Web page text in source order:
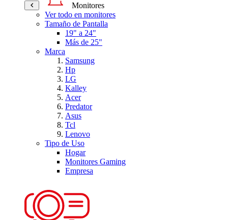
Monitores
Ver todo en monitores
Tamaño de Pantalla
19" a 24"
Más de 25"
Marca
Samsung
Hp
LG
Kalley
Acer
Predator
Asus
Tcl
Lenovo
Tipo de Uso
Hogar
Monitores Gaming
Empresa